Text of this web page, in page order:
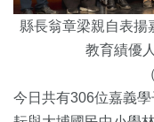
縣長翁章梁親自表揚
教育績優
今日共有306位嘉義